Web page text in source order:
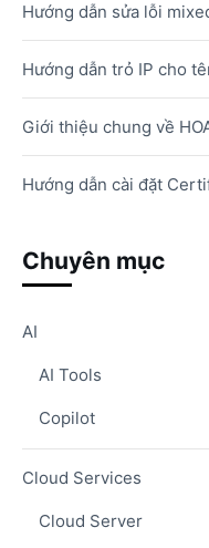
Hướng dẫn sửa lỗi
Hướng dẫn trỏ IP cho
Giới thiệu chung về
Hướng dẫn cài đặt
Chuyên mục
AI
AI Tools
Copilot
Cloud Services
Cloud Server